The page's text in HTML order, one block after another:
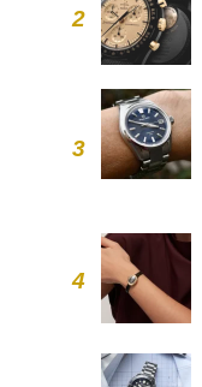
2
3
4